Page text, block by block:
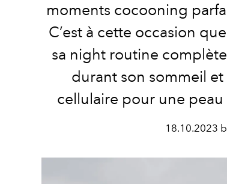
moments cocooning
C’est à cette occasion
sa night routine
durant son sommeil
cellulaire pour une peau
18.10.2023